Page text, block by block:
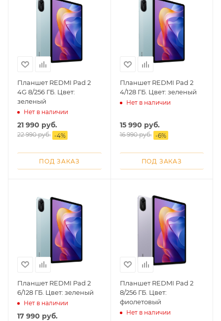
Планшет REDMI Pad 2
4G 8/256 ГБ. Цвет:
зеленый
Нет в наличии
21 990 руб.
22 990руб. -4%
ПОД ЗАКАЗ
Планшет REDMI Pad 2
4/128 ГБ. Цвет: зеленый
Нет в наличии
15 990 руб.
16 990руб. -6%
ПОД ЗАКАЗ
Планшет REDMI Pad 2
6/128 ГБ. Цвет: зеленый
Нет в наличии
17 990 руб.
Планшет REDMI Pad 2
8/256 ГБ. Цвет:
фиолетовый
Нет в наличии